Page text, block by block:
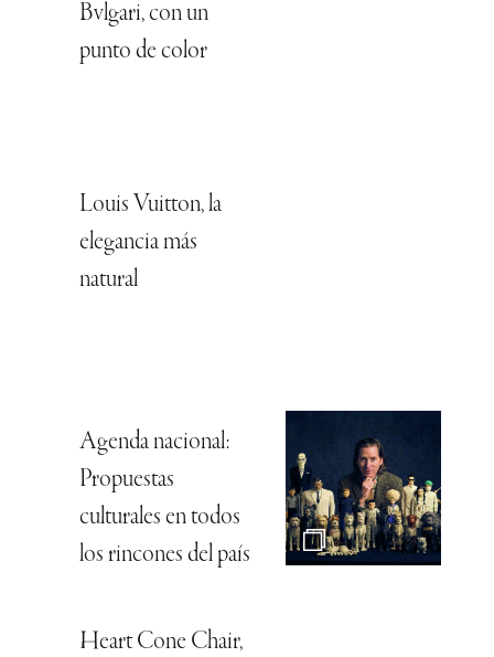
Bvlgari, con un
punto de color
Louis Vuitton, la
elegancia más
natural
Agenda nacional:
Propuestas
culturales en todos
los rincones del país
Heart Cone Chair,